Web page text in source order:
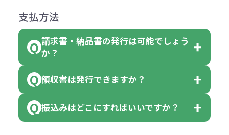
費用）
になっております。
クエアトート」は10個単位でしたら
色を指定出来るので、ピンクを100
個、ブルーを90個、イエローを110
【色指定の仕方】
合
●名入れ、オリジナルの内容が異な
っていた場合
または返金にて対応させていただき
ます。
その際不良品については送料着払い
計算例：
＜1色印刷の場合＞
（提供価格（商品代）+名入れ費用
（印刷代））×枚数+製版代
（提供価格（商品代）+名入れ費用
商品によりますが、お見積もりさせ
ていただきます。
見積もりサポートから個別でお問い
支払方法
請求書・納品書の発行は可能でしょう
か？
会員様はマイページより各種帳票の
ダウンロードが可能です。
詳しくはこちらはご確認ください。
領収書は発行できますか？
会員様はマイページより各種帳票の
振込みはどこにすればいいですか？